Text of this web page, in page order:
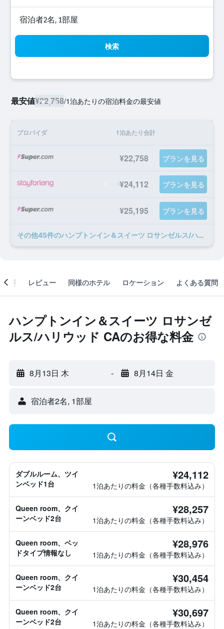
宿泊者2名, 1​部屋
検索
最安値¥22,758/1泊あたりの宿泊料金の最安値
プロバイダ 1泊あたり合計
¥22,758 プランを見る
¥24,112 プランを見る
¥25,195 プランを見る
​その他45​件のハンプトンイン＆スイーツ ロサンゼルス/ハリウッド CAのオファー
概要 レビュー 同様のホテル ロケーション よくある質問
ハンプトンイン＆スイーツ ロサンゼ
ルス/ハリウッド CAのお得な料金
8月13日 木 - 8月14日 金
宿泊者2名, 1​部屋
ダブルルーム、ツイ
ンベッド1台
¥24,112
1泊あたりの料金（各種手数料込み）
Queen room、クイ
ーンベッド2台
¥28,257
1泊あたりの料金（各種手数料込み）
Queen room、ベッ
ドタイプ情報なし
¥28,976
1泊あたりの料金（各種手数料込み）
Queen room、クイ
ーンベッド2台
¥30,454
1泊あたりの料金（各種手数料込み）
Queen room、クイ
ーンベッド2台
¥30,697
1泊あたりの料金（各種手数料込み）